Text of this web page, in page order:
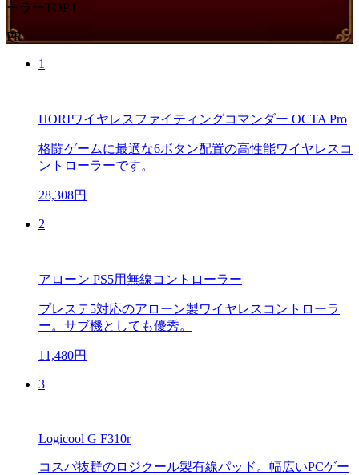
ーラーTOP4
PR
1
HORIワイヤレスファイティングコマンダー OCTA Pro
格闘ゲームに最適な6ボタン配置の高性能ワイヤレスコ
ントローラーです。
28,308円
2
アローン PS5用無線コントローラー
プレステ5対応のアローン製ワイヤレスコントローラ
ー。サブ機としても優秀。
11,480円
3
Logicool G F310r
コスパ抜群のロジクール製有線パッド。幅広いPCゲー